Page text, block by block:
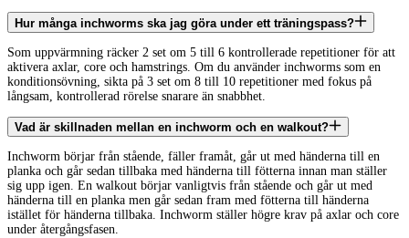
Hur många inchworms ska jag göra under ett träningspass?
Som uppvärmning räcker 2 set om 5 till 6 kontrollerade repetitioner för att
aktivera axlar, core och hamstrings. Om du använder inchworms som en
konditionsövning, sikta på 3 set om 8 till 10 repetitioner med fokus på
långsam, kontrollerad rörelse snarare än snabbhet.
Vad är skillnaden mellan en inchworm och en walkout?
Inchworm börjar från stående, fäller framåt, går ut med händerna till en
planka och går sedan tillbaka med händerna till fötterna innan man ställer
sig upp igen. En walkout börjar vanligtvis från stående och går ut med
händerna till en planka men går sedan fram med fötterna till händerna
istället för händerna tillbaka. Inchworm ställer högre krav på axlar och core
under återgångsfasen.